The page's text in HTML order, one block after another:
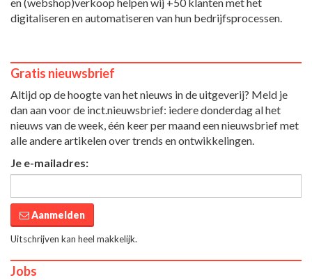
en (webshop)verkoop helpen wij +50 klanten met het
digitaliseren en automatiseren van hun bedrijfsprocessen.
Gratis nieuwsbrief
Altijd op de hoogte van het nieuws in de uitgeverij? Meld je
dan aan voor de inct.nieuwsbrief: iedere donderdag al het
nieuws van de week, één keer per maand een nieuwsbrief met
alle andere artikelen over trends en ontwikkelingen.
Je e-mailadres:
Aanmelden
Uitschrijven kan heel makkelijk.
Jobs